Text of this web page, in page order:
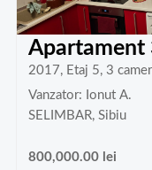
Apartament
2017, Etaj 5, 3
Vanzator: Ionut A.
SELIMBAR, Sibiu
800,000.00 lei